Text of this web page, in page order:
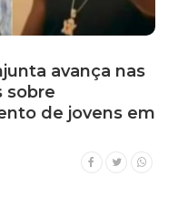
avança nas
sobre
de jovens em